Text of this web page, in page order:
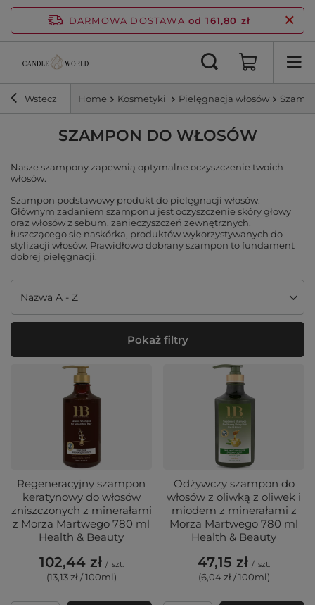
DARMOWA DOSTAWA od 161,80 zł
Wstecz Home Kosmetyki Pielęgnacja włosów
SZAMPON DO WŁOSÓW
Nasze szampony zapewnią optymalne oczyszczenie twoich
włosów.
Szampon podstawowy produkt do pielęgnacji włosów.
Głównym zadaniem szamponu jest oczyszczenie skóry głowy
oraz włosów z sebum, zanieczyszczeń zewnętrznych,
łuszczącego się naskórka, produktów wykorzystywanych do
stylizacji włosów. Prawidłowo dobrany szampon to fundament
dobrej pielęgnacji.
Zmień sortowanie
Nazwa A - Z
Pokaż filtry
Regeneracyjny szampon
keratynowy do włosów
zniszczonych z minerałami
z Morza Martwego 780 ml
Health & Beauty
102,44 zł / szt.
(13,13 zł / 100ml)
Odżywczy szampon do
włosów z oliwką z oliwek i
miodem z minerałami z
Morza Martwego 780 ml
Health & Beauty
47,15 zł / szt.
(6,04 zł / 100ml)